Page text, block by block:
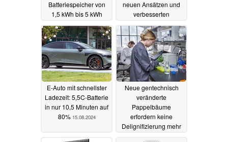
Batteriespeicher von
1,5 kWh bis 5 kWh
17.08.2024
neuen Ansätzen und
verbesserten
Konzepten warten auf
den Durchbruch
15.08.2024
E-Auto mit schnellster
Ladezeit: 5,5C-Batterie
in nur 10,5 Minuten auf
80% 15.08.2024
Neue gentechnisch
veränderte
Pappelbäume
erfordern keine
Delignifizierung mehr